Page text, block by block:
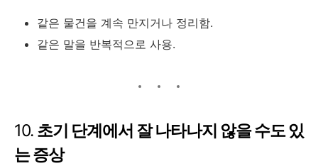
같은 물건을 계속 만지거나 정리함.
같은 말을 반복적으로 사용.
10. 초기 단계에서 잘 나타나지 않을 수도 있
는 증상